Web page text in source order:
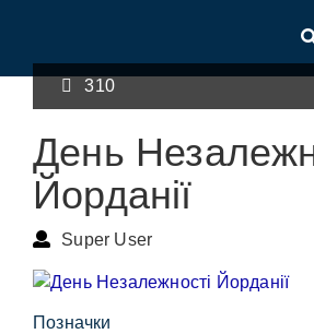
310
День
Йорданії
Super User
Позначки